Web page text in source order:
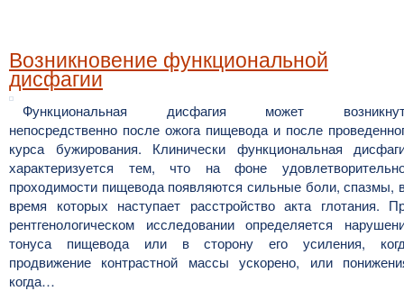
Возникновение функциональной
дисфагии
Функциональная дисфагия может
непосредственно после ожога пищевода и после
курса бужирования. Клинически функциональная
характеризуется тем, что на фоне
проходимости пищевода появляются сильные боли, спазмы,
время которых наступает расстройство акта глотания.
рентгенологическом исследовании определяется
тонуса пищевода или в сторону его усиления,
продвижение контрастной массы ускорено, или
когда…